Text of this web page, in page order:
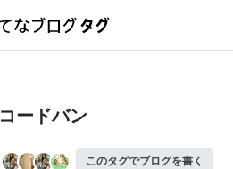
コードバン
このタグでブログを書く